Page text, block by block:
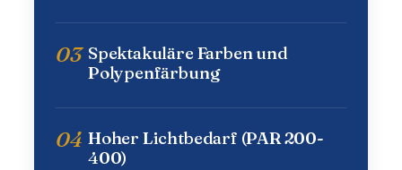
03 Spektakuläre Farben und
Polypenfärbung
04 Hoher Lichtbedarf (PAR 200-
400)